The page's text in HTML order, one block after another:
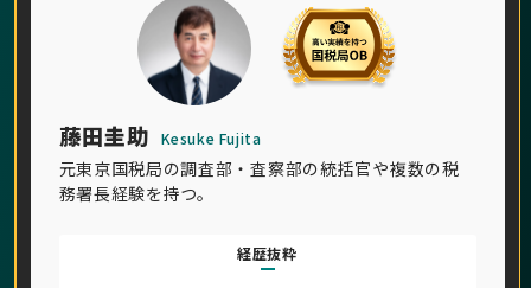
藤田圭助 Kesuke Fujita
元東京国税局の調査部・査察部の統括官や複数の税
務署長経験を持つ。
経歴抜粋